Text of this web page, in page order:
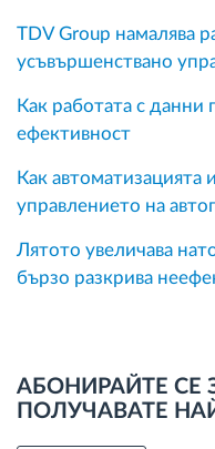
TDV Group намалява
усъвършенствано
Как работата с данни
ефективност
Как
управлението на
Лятото увеличава
бързо разкрива
АБОНИРАЙТЕ СЕ
ПОЛУЧАВАТЕ